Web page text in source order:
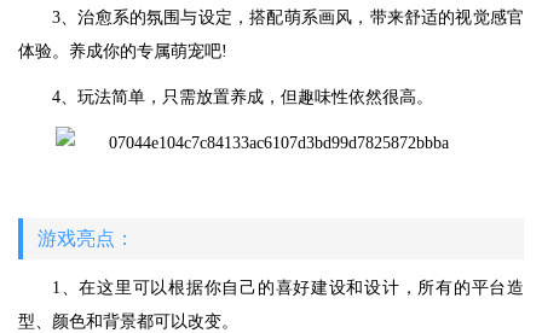
3、治愈系的氛围与设定，搭配萌系画风，带来舒适的视觉感官
体验。养成你的专属萌宠吧!
4、玩法简单，只需放置养成，但趣味性依然很高。
游戏亮点：
1、在这里可以根据你自己的喜好建设和设计，所有的平台造
型、颜色和背景都可以改变。